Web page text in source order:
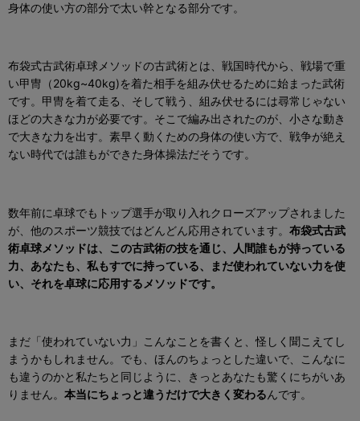
身体の使い方の部分で太い幹となる部分です。
布袋式古武術卓球メソッドの古武術とは、戦国時代から、戦場で重
い甲冑（20kg~40kg)を着た相手を組み伏せるために始まった武術
です。甲冑を着て走る、そして戦う、組み伏せるには尋常じゃない
ほどの大きな力が必要です。そこで編み出されたのが、小さな動き
で大きな力を出す。素早く動くための身体の使い方で、戦争が絶え
ない時代では誰もができた身体操法だそうです。
数年前に卓球でもトップ選手が取り入れクローズアップされました
が、他のスポーツ競技ではどんどん応用されています。 布袋式古武
術卓球メソッドは、この古武術の技を通じ、人間誰もが持っている
力、あなたも、私もすでに持っている、まだ使われていない力を使
い、 それを卓球に応用するメソッドです。
まだ「使われていない力」こんなことを書くと、怪しく聞こえてし
まうかもしれません。でも、ほんのちょっとした違いで、こんなに
も違うのかと私たちと同じように、きっとあなたも驚くにちがいあ
りません。 本当にちょっと違うだけで大きく変わるんです。